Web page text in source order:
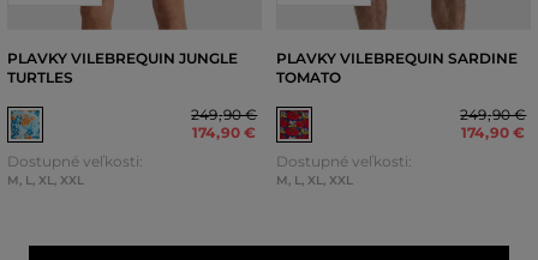
PLAVKY VILEBREQUIN JUNGLE
TURTLES
249,90 €
174,90 €
Dostupné veľkosti:
M, L, XL, XXL
PLAVKY VILEBREQUIN SARDINE
TOMATO
249,90 €
174,90 €
Dostupné veľkosti:
M, L, XL, XXL